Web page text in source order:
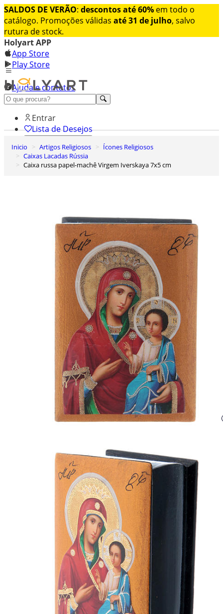
SALDOS DE VERÃO: descontos até 60% em todo o
catálogo. Promoções válidas até 31 de julho, salvo
rutura de stock.
Holyart APP
App Store
Play Store
Ajuda e contatos
Conheça premium
Entrar
Lista de Desejos
0
Carrinho de Compras
Inicio Artigos Religiosos
Ícones Religiosos
Caixas Lacadas Rússia
Caixa russa papel-machê Virgem Iverskaya 7x5 cm